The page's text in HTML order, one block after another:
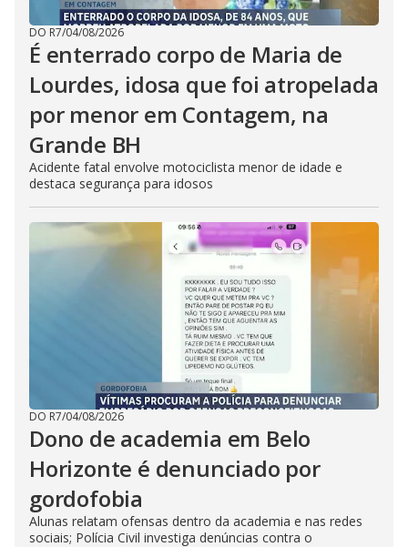
DO R7/04/08/2026
É enterrado corpo de Maria de
Lourdes, idosa que foi atropelada
por menor em Contagem, na
Grande BH
Acidente fatal envolve motociclista menor de idade e
destaca segurança para idosos
DO R7/04/08/2026
Dono de academia em Belo
Horizonte é denunciado por
gordofobia
Alunas relatam ofensas dentro da academia e nas redes
sociais; Polícia Civil investiga denúncias contra o